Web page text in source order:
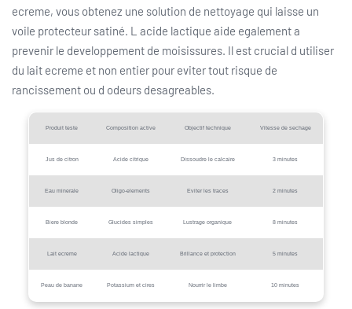
ecreme, vous obtenez une solution de nettoyage qui laisse un
voile protecteur satiné. L acide lactique aide egalement a
prevenir le developpement de moisissures. Il est crucial d utiliser
du lait ecreme et non entier pour eviter tout risque de
rancissement ou d odeurs desagreables.
Produit teste Composition active Objectif technique Vitesse de sechage
Jus de citron Acide citrique Dissoudre le calcaire 3 minutes
Eau minerale Oligo-elements Eviter les traces 2 minutes
Biere blonde Glucides simples Lustrage organique 8 minutes
Lait ecreme Acide lactique Brillance et protection 5 minutes
Peau de banane Potassium et cires Nourrir le limbe 10 minutes